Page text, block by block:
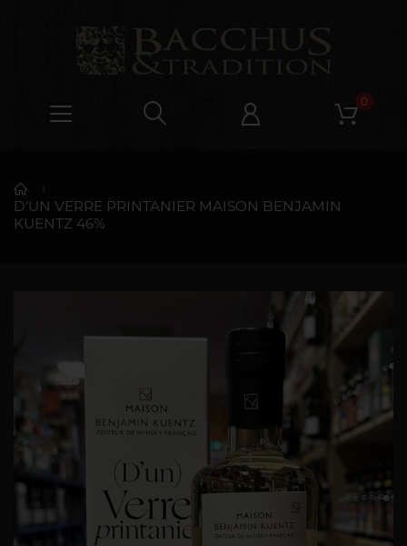
0
D'UN VERRE PRINTANIER MAISON BENJAMIN
KUENTZ 46%